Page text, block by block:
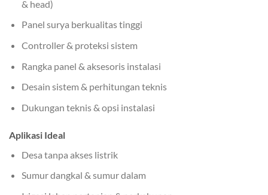
& head)
Panel surya berkualitas tinggi
Controller & proteksi sistem
Rangka panel & aksesoris instalasi
Desain sistem & perhitungan teknis
Dukungan teknis & opsi instalasi
Aplikasi Ideal
Desa tanpa akses listrik
Sumur dangkal & sumur dalam